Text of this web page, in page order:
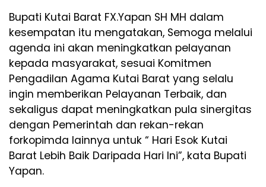
Bupati Kutai Barat FX.Yapan SH MH dalam
kesempatan itu mengatakan, Semoga melalui
agenda ini akan meningkatkan pelayanan
kepada masyarakat, sesuai Komitmen
Pengadilan Agama Kutai Barat yang selalu
ingin memberikan Pelayanan Terbaik, dan
sekaligus dapat meningkatkan pula sinergitas
dengan Pemerintah dan rekan-rekan
forkopimda lainnya untuk “ Hari Esok Kutai
Barat Lebih Baik Daripada Hari Ini”, kata Bupati
Yapan.